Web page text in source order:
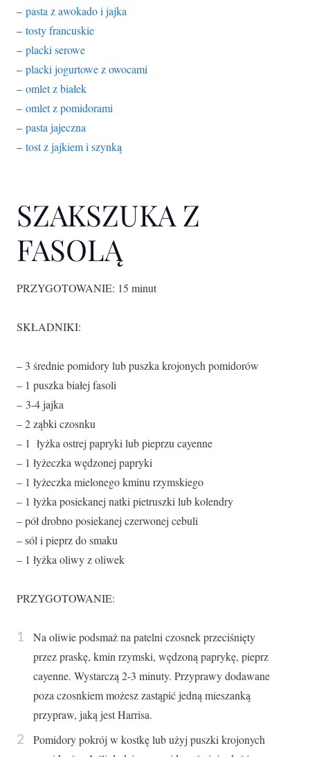
– pasta z awokado i jajka
– tosty francuskie
– placki serowe
– placki jogurtowe z owocami
– omlet z białek
– omlet z pomidorami
– pasta jajeczna
– tost z jajkiem i szynką
SZAKSZUKA Z
FASOLĄ
PRZYGOTOWANIE: 15 minut
SKŁADNIKI:
– 3 średnie pomidory lub puszka krojonych pomidorów
– 1 puszka białej fasoli
– 3-4 jajka
– 2 ząbki czosnku
– 1 łyżka ostrej papryki lub pieprzu cayenne
– 1 łyżeczka wędzonej papryki
– 1 łyżeczka mielonego kminu rzymskiego
– 1 łyżka posiekanej natki pietruszki lub kolendry
– pół drobno posiekanej czerwonej cebuli
– sól i pieprz do smaku
– 1 łyżka oliwy z oliwek
PRZYGOTOWANIE:
Na oliwie podsmaż na patelni czosnek przeciśnięty
przez praskę, kmin rzymski, wędzoną paprykę, pieprz
cayenne. Wystarczą 2-3 minuty. Przyprawy dodawane
poza czosnkiem możesz zastąpić jedną mieszanką
przypraw, jaką jest Harrisa.
Pomidory pokrój w kostkę lub użyj puszki krojonych